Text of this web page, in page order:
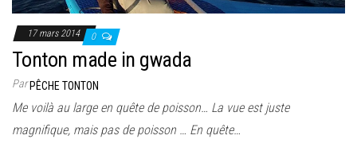
17 mars 2014 0
Tonton made in gwada
ParPÊCHE TONTON
Me voilà au large en quête de poisson… La vue est juste
magnifique, mais pas de poisson … En quête…